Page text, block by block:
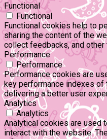
Functional
Functional
Functional cookies help to
sharing the content of the
collect feedbacks, and
Performance
Performance
Performance cookies are
key performance indexes
delivering a better user
Analytics
Analytics
Analytical cookies are used
interact with the website.